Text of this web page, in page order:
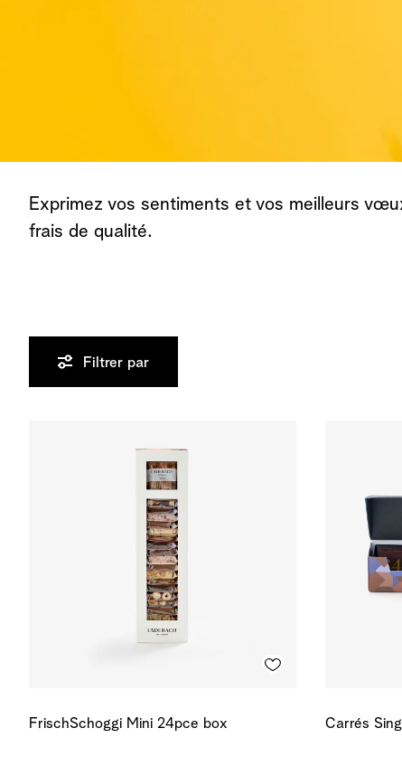
Exprimez vos sentiments et vos meilleurs
frais de qualité.
Filtrer par
FrischSchoggi Mini 24pce box Carrés